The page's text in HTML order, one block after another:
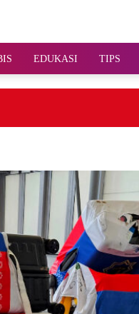
EDUKASI TIPS